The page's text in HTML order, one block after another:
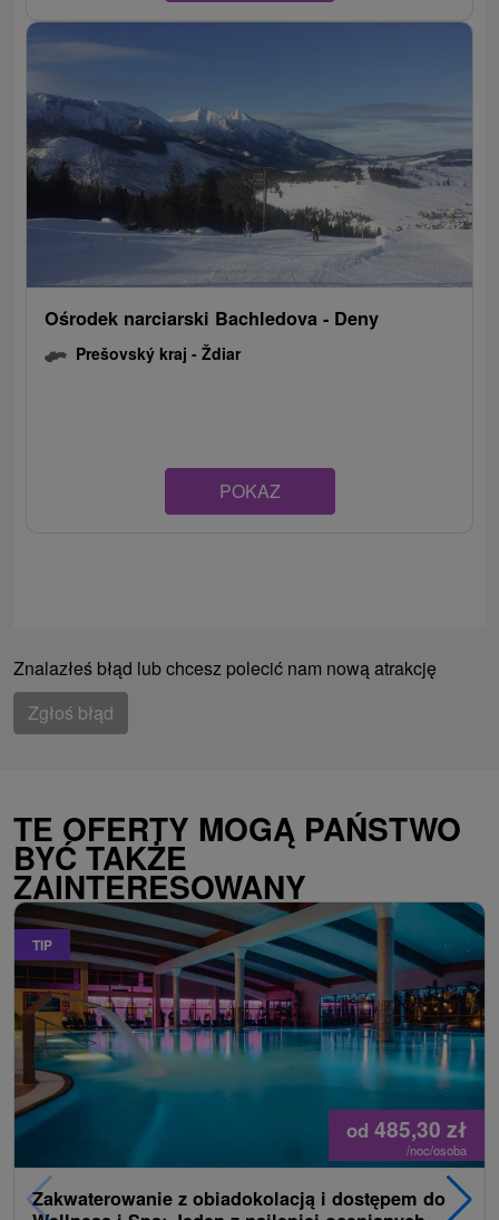
Ośrodek narciarski Bachledova - Deny
Prešovský kraj -Ždiar
POKAZ
Znalazłeś błąd lub chcesz polecić nam nową atrakcję
Zgłoś błąd
TE OFERTY MOGĄ PAŃSTWO
BYĆ TAKŻE
ZAINTERESOWANY
TIP
od 485,30 zł
/noc/osoba
Zakwaterowanie z obiadokolacją i dostępem do